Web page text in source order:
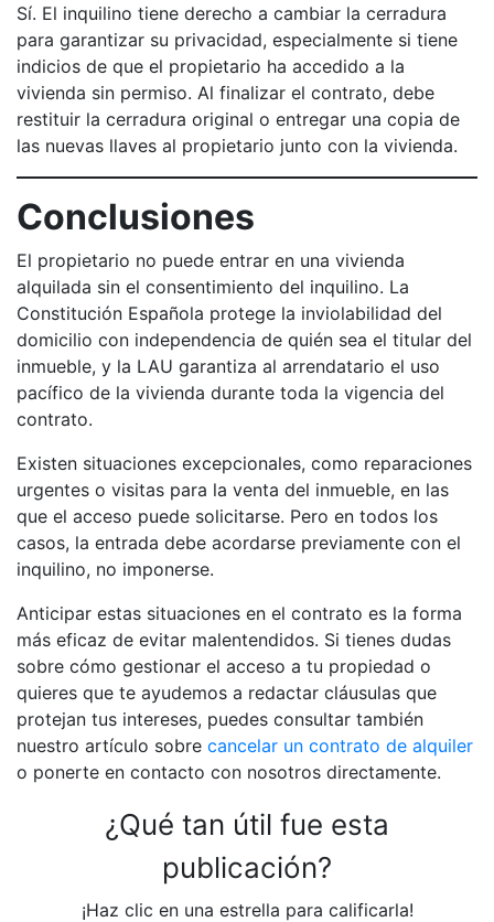
Sí. El inquilino tiene derecho a cambiar la cerradura
para garantizar su privacidad, especialmente si tiene
indicios de que el propietario ha accedido a la
vivienda sin permiso. Al finalizar el contrato, debe
restituir la cerradura original o entregar una copia de
las nuevas llaves al propietario junto con la vivienda.
Conclusiones
El propietario no puede entrar en una vivienda
alquilada sin el consentimiento del inquilino. La
Constitución Española protege la inviolabilidad del
domicilio con independencia de quién sea el titular del
inmueble, y la LAU garantiza al arrendatario el uso
pacífico de la vivienda durante toda la vigencia del
contrato.
Existen situaciones excepcionales, como reparaciones
urgentes o visitas para la venta del inmueble, en las
que el acceso puede solicitarse. Pero en todos los
casos, la entrada debe acordarse previamente con el
inquilino, no imponerse.
Anticipar estas situaciones en el contrato es la forma
más eficaz de evitar malentendidos. Si tienes dudas
sobre cómo gestionar el acceso a tu propiedad o
quieres que te ayudemos a redactar cláusulas que
protejan tus intereses, puedes consultar también
nuestro artículo sobre cancelar un contrato de alquiler
o ponerte en contacto con nosotros directamente.
¿Qué tan útil fue esta
publicación?
¡Haz clic en una estrella para calificarla!